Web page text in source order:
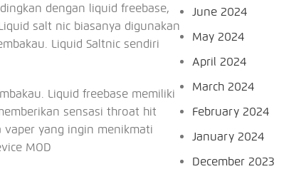
dengan liquid freebase,
salt nic biasanya digunakan
Liquid Saltnic sendiri
Liquid freebase memiliki
sensasi throat hit
vaper yang ingin menikmati
MOD
June 2024
May 2024
April 2024
March 2024
February 2024
January 2024
December 2023